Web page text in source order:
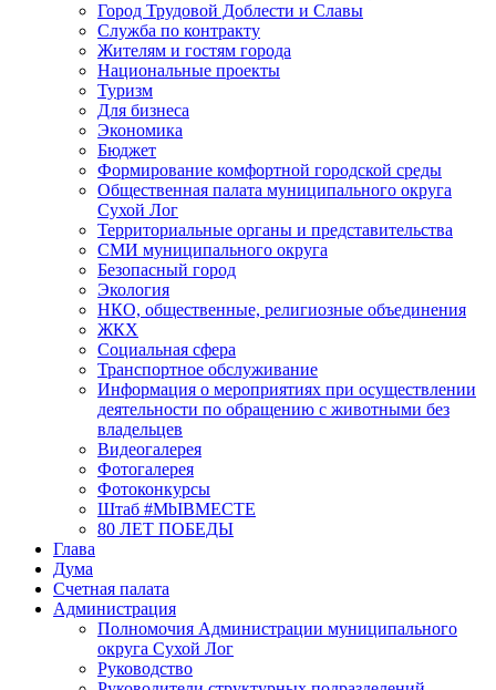
Город Трудовой Доблести и Славы
Служба по контракту
Жителям и гостям города
Национальные проекты
Туризм
Для бизнеса
Экономика
Бюджет
Формирование комфортной городской среды
Общественная палата муниципального округа
Сухой Лог
Территориальные органы и представительства
СМИ муниципального округа
Безопасный город
Экология
НКО, общественные, религиозные объединения
ЖКХ
Социальная сфера
Транспортное обслуживание
Информация о мероприятиях при осуществлении
деятельности по обращению с животными без
владельцев
Видеогалерея
Фотогалерея
Фотоконкурсы
Штаб #MbIBMECTE
80 ЛЕТ ПОБЕДЫ
Глава
Дума
Счетная палата
Администрация
Полномочия Администрации муниципального
округа Сухой Лог
Руководство